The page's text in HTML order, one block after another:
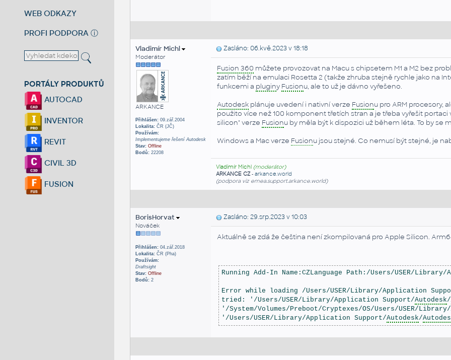
WEB ODKAZY
PROFI PODPORA ⓘ
PORTÁLY PRODUKTŮ
AUTOCAD
INVENTOR
REVIT
CIVIL 3D
FUSION
Vladimír Michl
Moderátor
ARKANCE
Přihlášen:09.zář.2004
Lokalita:ČR (JČ)
Používám:
Implementujeme řešení Autodesk
Stav: Offline
Bodů:22208
Zasláno: 06.kvě.2023 v 18:18
Fusion 360 můžete provozovat na Macu s chipsetem M1 a M2 bez
zatím běží na emulaci Rosetta 2 (takže zhruba stejně rychle jako na
funkcemi a pluginy Fusionu, ale to už je dávno vyřešeno.
Autodeskplánuje uvedení i nativní verze Fusionu pro ARM procesory,
použito více než 100 komponent třetích stran a je třeba vyřešit
silicon" verze Fusionu by měla být k dispozici už během léta. To by se
Windows a Mac verze Fusionu jsou stejné. Co nemusí být stejné, je
Vladimír Michl (moderátor)
ARKANCE CZ- arkance.world
(podpora viz emea.support.arkance.world)
BorisHorvat
Nováček
Přihlášen:04.zář.2018
Lokalita:ČR (Pha)
Používám:
Draftsight
Stav: Offline
Bodů:2
Zasláno: 29.srp.2023 v 10:03
Aktuálně se zdá že čeština není zkompilovaná pro Apple Silicon.
Running Add-In Name:CZLanguage Path:/Users/USER/
Error while loading /Users/USER/Library/Application
tried: '/Users/USER/Library/Application Support/Autodesk/
'/System/Volumes/Preboot/Cryptexes/OS/Users/USER/
'/Users/USER/Library/Application Support/Autodesk/